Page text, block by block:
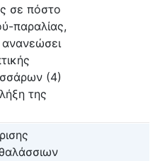
σε πόστο
παραλίας,
ανανεώσει
(4)
της